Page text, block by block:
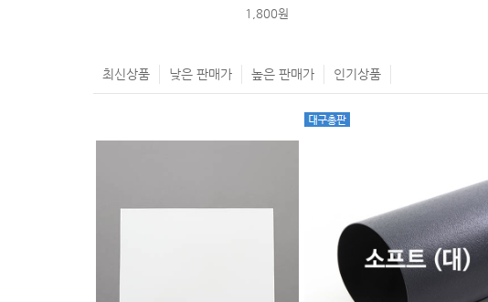
1,800원
최신상품 낮은 판매가 높은 판매가 인기상품